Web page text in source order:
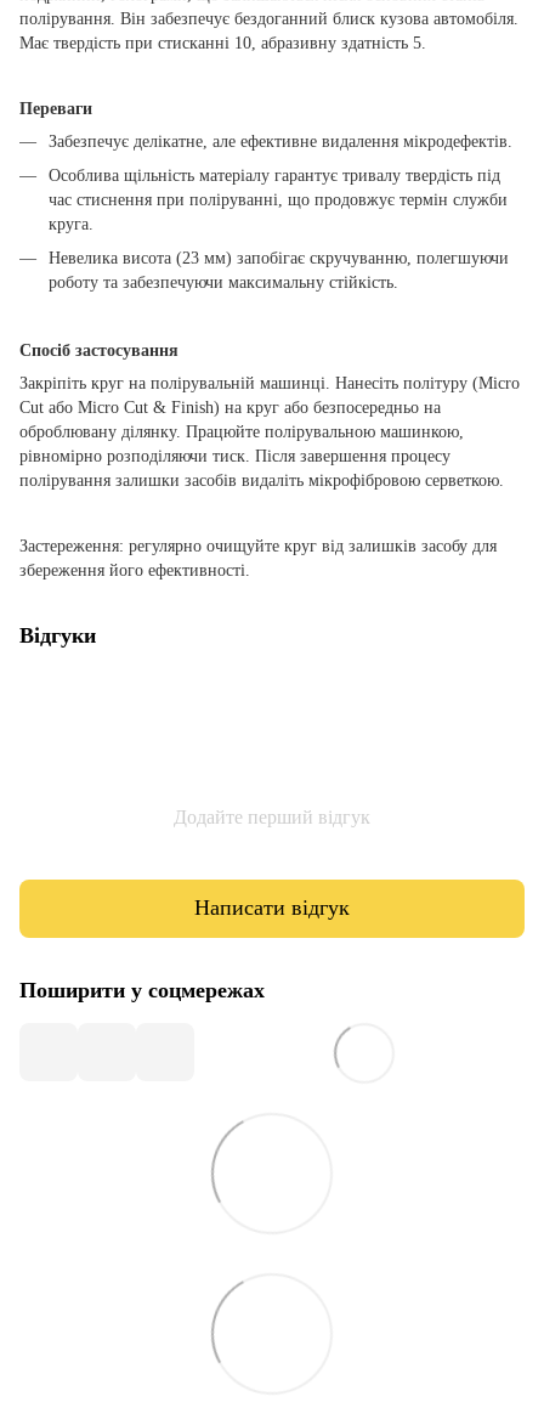
полірування. Він забезпечує бездоганний блиск кузова автомобіля.
Має твердість при стисканні 10, абразивну здатність 5.
Переваги
Забезпечує делікатне, але ефективне видалення мікродефектів.
Особлива щільність матеріалу гарантує тривалу твердість під
час стиснення при поліруванні, що продовжує термін служби
круга.
Невелика висота (23 мм) запобігає скручуванню, полегшуючи
роботу та забезпечуючи максимальну стійкість.
Спосіб застосування
Закріпіть круг на полірувальній машинці. Нанесіть політуру (Micro
Cut або Micro Cut & Finish) на круг або безпосередньо на
оброблювану ділянку. Працюйте полірувальною машинкою,
рівномірно розподіляючи тиск. Після завершення процесу
полірування залишки засобів видаліть мікрофібровою серветкою.
Застереження: регулярно очищуйте круг від залишків засобу для
збереження його ефективності.
Відгуки
Додайте перший відгук
Написати відгук
Поширити у соцмережах